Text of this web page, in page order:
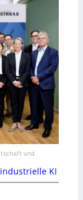
und
KI